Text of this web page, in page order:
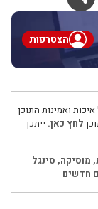
הצטרפות
ואמינות התוכן
לחץ כאן. ייתכן
, מוסיקה, סינגל
חדשים